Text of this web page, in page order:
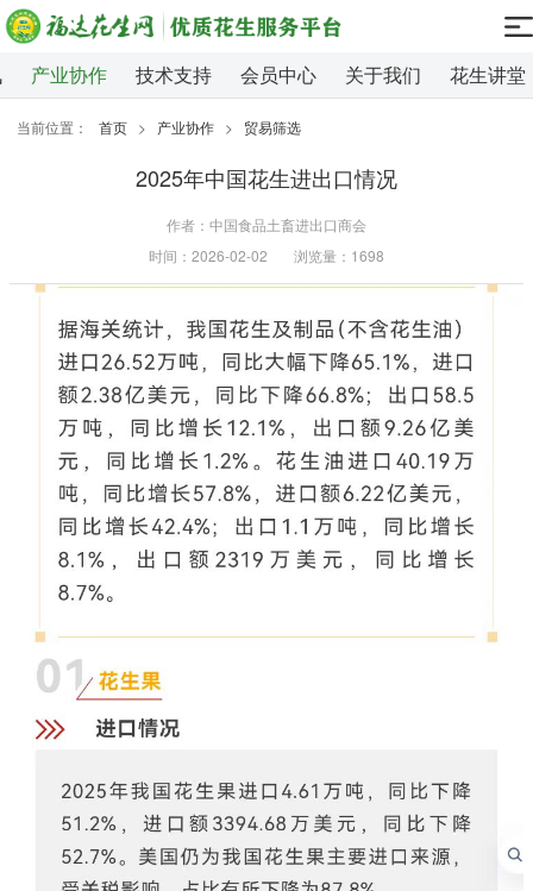
产业协作 技术支持 会员中心 关于我们 花生讲堂
当前位置： 首页 > 产业协作 > 贸易筛选
2025年中国花生进出口情况
作者：中国食品土畜进出口商会
时间：2026-02-02
浏览量：1698